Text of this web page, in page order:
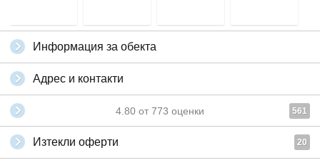
Информация за обекта
Адрес и контакти
4.80 от 773 оценки 561
Изтекли оферти 20